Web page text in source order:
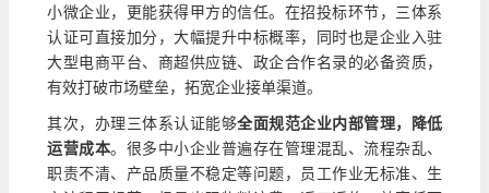
小微企业，更能获得甲方的信任。在招投标环节，三体系
认证可直接加分，大幅提升中标概率，同时也是企业入驻
大型电商平台、商超供应链、政企合作名录的必备资质，
有效打破市场壁垒，拓宽企业接单渠道。
其次，办理三体系认证能够全面规范企业内部管理，降低
运营成本。很多中小企业普遍存在管理混乱、流程杂乱、
职责不清、产品质量不稳定等问题，员工作业无标准、生